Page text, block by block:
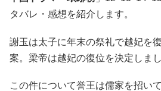
タバレ・感想を紹介します。
謝玉は太子に年末の祭礼で越妃を
案。梁帝は越妃の復位を決定しまし
この件について誉王は儒家を招い